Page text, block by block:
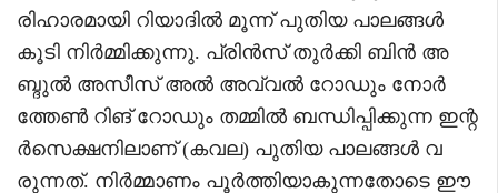
രിഹാരമായി റിയാദിൽ മൂന്ന് പുതിയ പാലങ്ങൾ
കൂടി നിർമ്മിക്കുന്നു. പ്രിൻസ് തുർക്കി ബിൻ അ
ബ്ദുൽ അസീസ് അൽ അവ്വൽ റോഡും നോർ
ത്തേൺ റിങ് റോഡും തമ്മിൽ ബന്ധിപ്പിക്കുന്ന ഇന്റ
ർസെക്ഷനിലാണ് (കവല) പുതിയ പാലങ്ങൾ വ
രുന്നത്. നിർമ്മാണം പൂർത്തിയാകുന്നതോടെ ഈ